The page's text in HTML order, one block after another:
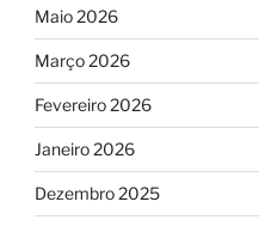
Maio 2026
Março 2026
Fevereiro 2026
Janeiro 2026
Dezembro 2025